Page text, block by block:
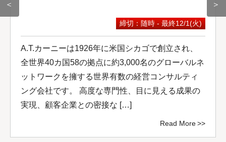
＜
締切：随時 - 最終12/1(火)
A.T.カーニーは1926年に米国シカゴで創立され、
全世界40カ国58の拠点に約3,000名のグローバルネ
ットワークを擁する世界有数の経営コンサルティ
ング会社です。 高度な専門性、目に見える成果の
実現、顧客企業との密接な […]
Read More
＞